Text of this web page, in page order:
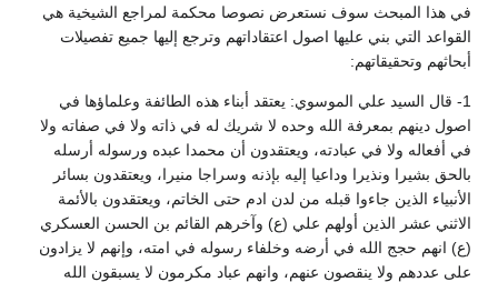
في هذا المبحث سوف نستعرض نصوصا محكمة لمراجع الشيخية هي
القواعد التي بني عليها اصول اعتقاداتهم وترجع إليها جميع تفصيلات
أبحاثهم وتحقيقاتهم:
1- قال السيد علي الموسوي: يعتقد أبناء هذه الطائفة وعلماؤها في
اصول دينهم بمعرفة الله وحده لا شريك له في ذاته ولا في صفاته ولا
في أفعاله ولا في عبادته، ويعتقدون أن محمدا عبده ورسوله أرسله
بالحق بشيرا ونذيرا وداعيا إليه بإذنه وسراجا منيرا، ويعتقدون بسائر
الأنبياء الذين جاءوا قبله من لدن ادم حتى الخاتم، ويعتقدون بالأئمة
الاثني عشر الذين أولهم علي (ع) وآخرهم القائم بن الحسن العسكري
(ع) انهم حجج الله في أرضه وخلفاء رسوله في امته، وإنهم لا يزادون
على عددهم ولا ينقصون عنهم، وانهم عباد مكرمون لا يسبقون الله